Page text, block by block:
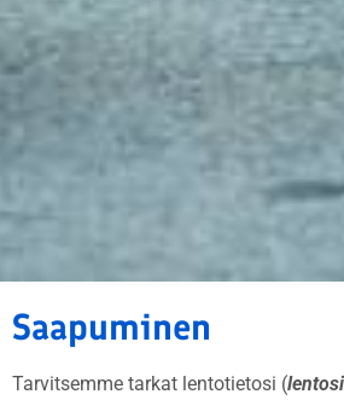
Saapuminen
Tarvitsemme tarkat lentotietosi (